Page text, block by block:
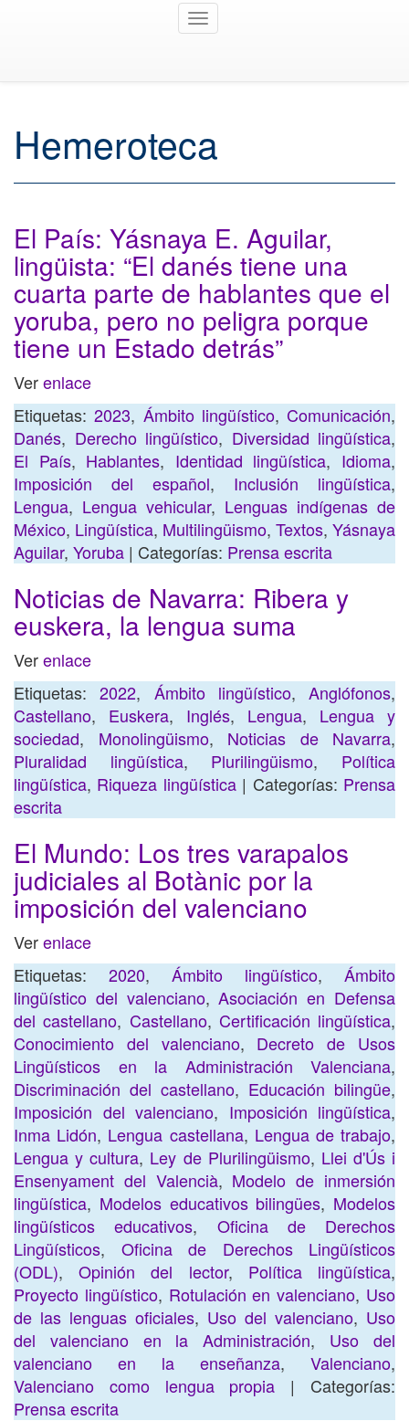
Toggle
Hemeroteca
El País: Yásnaya E. Aguilar,
lingüista: “El danés tiene una
cuarta parte de hablantes que el
yoruba, pero no peligra porque
tiene un Estado detrás”
Verenlace
Etiquetas:2023, Ámbito lingüístico, Comunicación,
Danés, Derecho lingüístico, Diversidad lingüística,
El País, Hablantes, Identidad lingüística, Idioma,
Imposición del español, Inclusión lingüística,
Lengua, Lengua vehicular, Lenguas indígenas de
México, Lingüística, Multilingüismo, Textos, Yásnaya
Aguilar, Yoruba | Categorías: Prensa escrita
Noticias de Navarra: Ribera y
euskera, la lengua suma
Verenlace
Etiquetas:2022, Ámbito lingüístico, Anglófonos,
Castellano, Euskera, Inglés, Lengua, Lengua y
sociedad, Monolingüismo, Noticias de Navarra,
Pluralidad lingüística, Plurilingüismo, Política
lingüística, Riqueza lingüística| Categorías: Prensa
escrita
El Mundo: Los tres varapalos
judiciales al Botànic por la
imposición del valenciano
Verenlace
Etiquetas: 2020, Ámbito lingüístico, Ámbito
lingüístico del valenciano,Asociación en Defensa
del castellano, Castellano, Certificación lingüística,
Conocimiento del valenciano, Decreto de Usos
Lingüísticos en la Administración Valenciana,
Discriminación del castellano, Educación bilingüe,
Imposición del valenciano, Imposición lingüística,
Inma Lidón, Lengua castellana, Lengua de trabajo,
Lengua y cultura, Ley de Plurilingüismo, Llei d'Ús i
Ensenyament del Valencià, Modelo de inmersión
lingüística, Modelos educativos bilingües, Modelos
lingüísticos educativos, Oficina de Derechos
Lingüísticos, Oficina de Derechos Lingüísticos
(ODL),Opinión del lector, Política lingüística,
Proyecto lingüístico, Rotulación en valenciano, Uso
de las lenguas oficiales, Uso del valenciano, Uso
del valenciano en la Administración, Uso del
valenciano en la enseñanza, Valenciano,
Valenciano como lengua propia | Categorías:
Prensa escrita